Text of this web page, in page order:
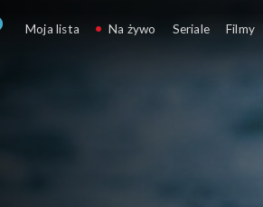
Moja lista Na żywo Seriale Filmy